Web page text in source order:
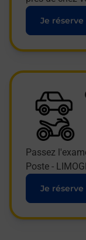
Je
Passez
Poste -
Je